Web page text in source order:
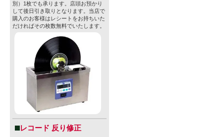
別）1枚でも承ります。店頭お預かり
して後日引き取りとなります。当店で
購入のお客様はレシートをお持ちいた
だければその枚数無料でいたします。
レコード 反り修正